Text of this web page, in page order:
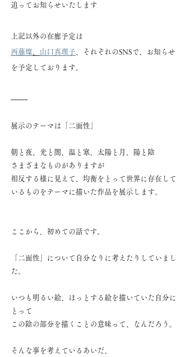
追ってお知らせいたします
上記以外の在廊予定は
西藤燦 山口真理子 、それぞれのSNSで、お知らせ
を予定しております。
展示のテーマは「二面性」
朝と夜、光と闇、温と寒、太陽と月、陽と陰
さまざまなものがありますが
相反する様に見えて、均衡をとって世界に存在して
いるものをテーマに描いた作品を展示します。
ここから、初めての話です。
「二面性」について自分なりに考えたりしていまし
た。
いつも明るい絵、ほっとする絵を描いていた自分に
とって
この陰の部分を描くことの意味って、なんだろう。
そんな事を考えているあいだ、